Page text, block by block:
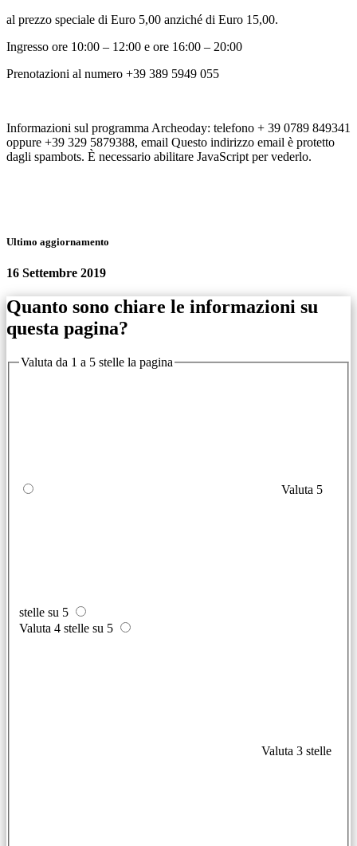
al prezzo speciale di Euro 5,00 anziché di Euro 15,00.
Ingresso ore 10:00 – 12:00 e ore 16:00 – 20:00
Prenotazioni al numero +39 389 5949 055
Informazioni sul programma Archeoday: telefono + 39 0789 849341
oppure +39 329 5879388, email Questo indirizzo email è protetto
dagli spambots. È necessario abilitare JavaScript per vederlo.
Ultimo aggiornamento
16 Settembre 2019
Quanto sono chiare le informazioni su
questa pagina?
Valuta da 1 a 5 stelle la pagina
Valuta 5
stelle su 5
Valuta 4 stelle su 5
Valuta 3 stelle